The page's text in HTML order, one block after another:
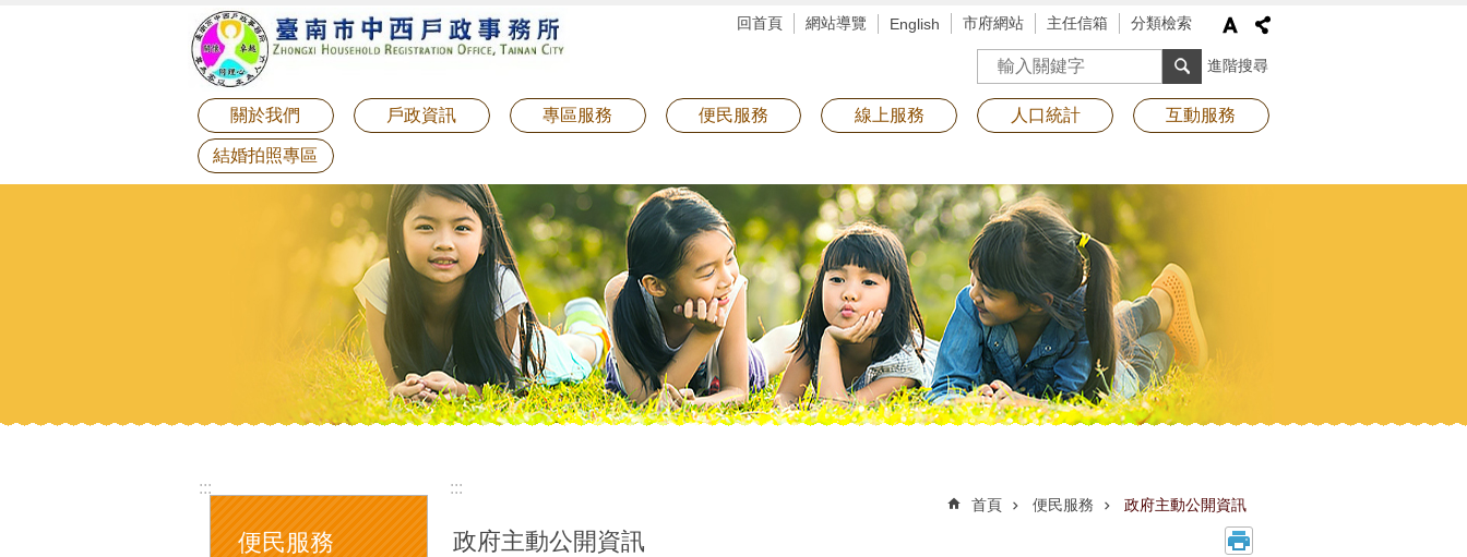
回首頁 網站導覽 English 市府網站 主任信箱 分類檢索
搜尋 進階搜尋
關於我們 戶政資訊 專區服務 便民服務 線上服務 人口統計 互動服務
結婚拍照專區
:::
便民服務
:::
首頁 便民服務 政府主動公開資訊
政府主動公開資訊